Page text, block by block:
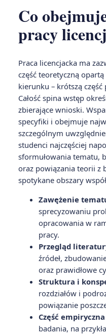
Co
pracy
Praca licencjacka ma
część teoretyczną
kierunku – krótszą
Całość spina wstęp
zbierające wnioski.
specyfiki i obejmuje
szczególnym
studenci najczęściej
sformułowania tematu,
oraz powiązania teorii z
spotykane obszary
Zawężenie
sprecyzowaniu
opracowania w
pracy.
Przegląd
źródeł,
oraz prawidłowe
Struktura i
rozdziałów i
powiązanie
Część empiryczna
badania, na